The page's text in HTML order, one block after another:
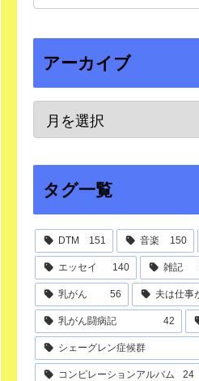
アーカイブ
タグ一覧
DTM 151 音楽 150
エッセイ 140 雑記
乳がん 56 夫は仕事
乳がん闘病記 42
シェーグレン症候群
コンピレーションアルバム 24